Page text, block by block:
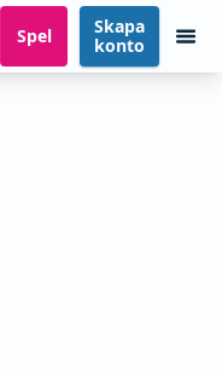
Spel
Skapa
konto